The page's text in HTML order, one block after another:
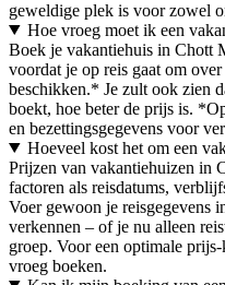
geweldige plek is voor zowel
Hoe vroeg moet ik een
Boek je vakantiehuis in Chott
voordat je op reis gaat om
beschikken.* Je zult ook zien
boekt, hoe beter de prijs is.
en bezettingsgegevens voor
Hoeveel kost het om een
Prijzen van vakantiehuizen in
factoren als reisdatums,
Voer gewoon je reisgegevens
verkennen – of je nu alleen
groep. Voor een optimale
vroeg boeken.